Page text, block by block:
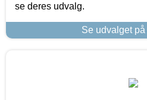
se deres udvalg.
Se udvalget